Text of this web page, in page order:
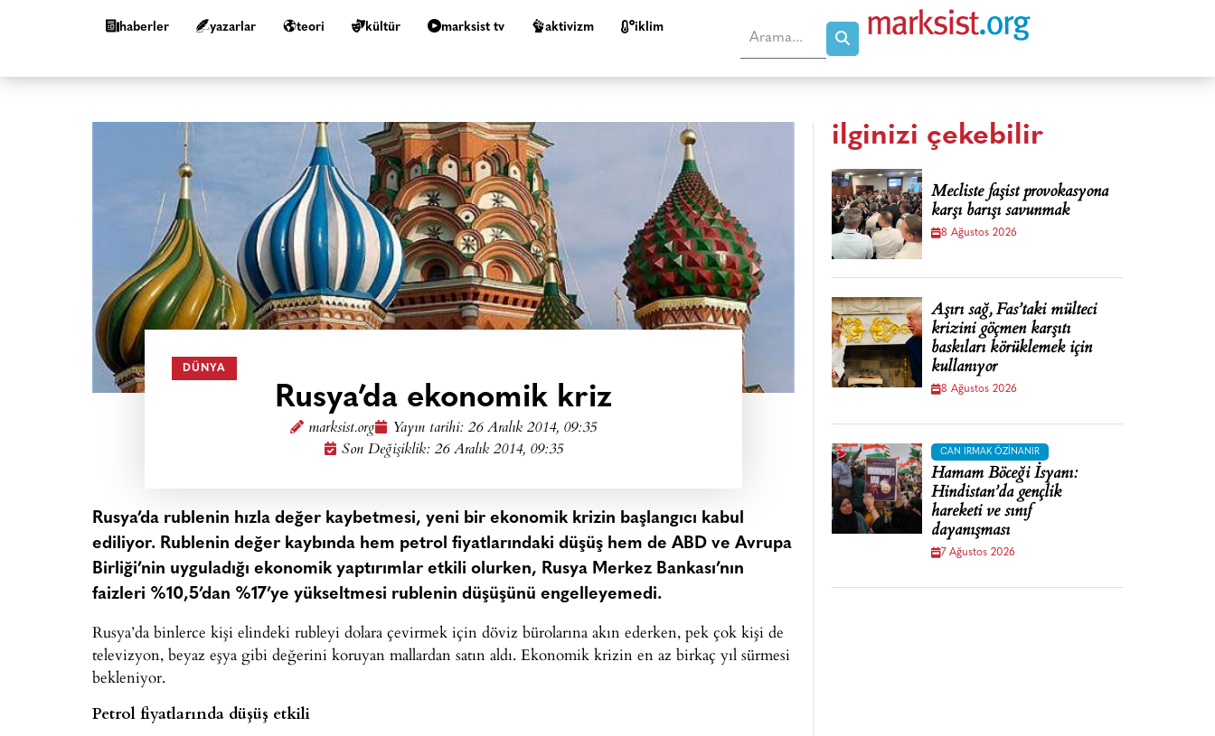
haberler yazarlar teori kültür marksist tv aktivizm i̇klim
DÜNYA
Rusya’da ekonomik kriz
marksist.org Yayın tarihi: 26 Aralık 2014, 09:35
Son Değişiklik: 26 Aralık 2014, 09:35
Rusya’da rublenin hızla değer kaybetmesi, yeni bir ekonomik krizin başlangıcı kabul
ediliyor. Rublenin değer kaybında hem petrol fiyatlarındaki düşüş hem de ABD ve Avrupa
Birliği’nin uyguladığı ekonomik yaptırımlar etkili olurken, Rusya Merkez Bankası’nın
faizleri %10,5’dan %17’ye yükseltmesi rublenin düşüşünü engelleyemedi.
Rusya’da binlerce kişi elindeki rubleyi dolara çevirmek için döviz bürolarına akın ederken, pek çok kişi de
televizyon, beyaz eşya gibi değerini koruyan mallardan satın aldı. Ekonomik krizin en az birkaç yıl sürmesi
bekleniyor.
Petrol fiyatlarında düşüş etkili
ilginizi çekebilir
Mecliste faşist provokasyona
karşı barışı savunmak
8 Ağustos 2026
Aşırı sağ, Fas’taki mülteci
krizini göçmen karşıtı
baskıları körüklemek için
kullanıyor
8 Ağustos 2026
CAN IRMAK ÖZINANIR
Hamam Böceği İsyanı:
Hindistan’da gençlik
hareketi ve sınıf
dayanışması
7 Ağustos 2026